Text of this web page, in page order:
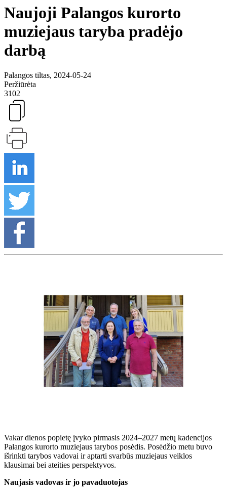
Naujoji Palangos kurorto
muziejaus taryba pradėjo
darbą
Palangos tiltas, 2024-05-24
Peržiūrėta
3102
Vakar dienos popietę įvyko pirmasis 2024–2027 metų kadencijos
Palangos kurorto muziejaus tarybos posėdis. Posėdžio metu buvo
išrinkti tarybos vadovai ir aptarti svarbūs muziejaus veiklos
klausimai bei ateities perspektyvos.
Naujasis vadovas ir jo pavaduotojas